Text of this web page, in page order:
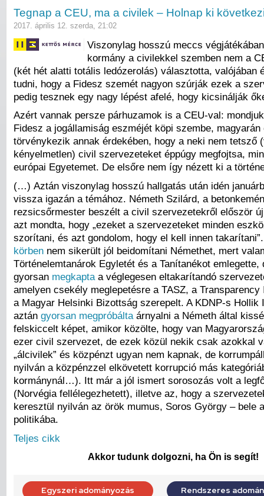
Tegnap a CEU, ma a civilek – Holnap ki
2017. április 12. szerda, 21:02
Viszonylag hosszú meccs
kormány a civilekkel szemben nem a
(két hét alatti totális ledózerolás) választotta, valójában
tudni, hogy a Fidesz szemét nagyon szúrják ezek a
pedig tesznek egy nagy lépést afelé, hogy kicsinálják
Azért vannak persze párhuzamok is a CEU-val:
Fidesz a jogállamiság eszméjét köpi szembe, magyarán
törvénykezik annak érdekében, hogy a neki nem tetsző
kényelmetlen) civil szervezeteket éppúgy megfojtsa,
európai Egyetemet. De elsőre nem így nézett ki a
(…) Aztán viszonylag hosszú hallgatás után idén
vissza igazán a témához. Németh Szilárd, a
rezsicsőrmester beszélt a civil szervezetekről először
azt mondta, hogy „ezeket a szervezeteket minden
szorítani, és azt gondolom, hogy el kell innen
körben nem sikerült jól beidomítani Némethet, mert
Történelemtanárok Egyletét és a Tanítanékot emlegette,
gyorsan megkaptaa véglegesen eltakarítandó
amelyen csekély meglepetésre a TASZ, a Transparency
a Magyar Helsinki Bizottság szerepelt. A KDNP-s Hollik
aztán gyorsan megpróbáltaárnyalni a Németh által
felskiccelt képet, amikor közölte, hogy van
ezer civil szervezet, de ezek közül nekik csak azokkal
„álcivilek” és közpénzt ugyan nem kapnak, de
nyilván a közpénzzel elkövetett korrupció más
kormánynál…). Itt már a jól ismert sorosozás volt a
(Norvégia fellélegezhetett), illetve az, hogy a
keresztül nyilván az örök mumus, Soros György – bele
politikába.
Teljes cikk
Akkor tudunk dolgozni, ha Ön is segít!